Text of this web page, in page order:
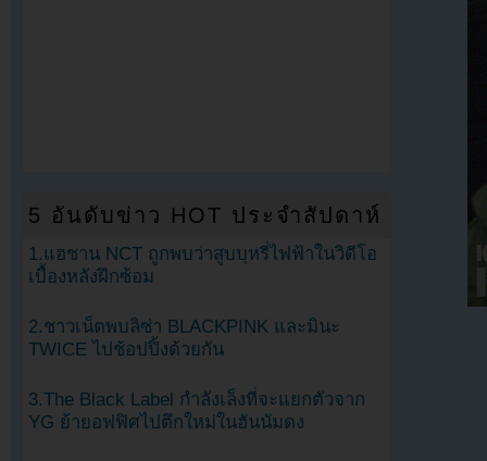
5 อันดับข่าว HOT ประจำสัปดาห์
1.แฮชาน NCT ถูกพบว่าสูบบุหรี่ไฟฟ้าในวิดีโอ
เบื้องหลังฝึกซ้อม
2.ชาวเน็ตพบลิซ่า BLACKPINK และมินะ
TWICE ไปช้อปปิ้งด้วยกัน
3.The Black Label กำลังเล็งที่จะแยกตัวจาก
YG ย้ายอฟฟิศไปตึกใหม่ในฮันนัมดง